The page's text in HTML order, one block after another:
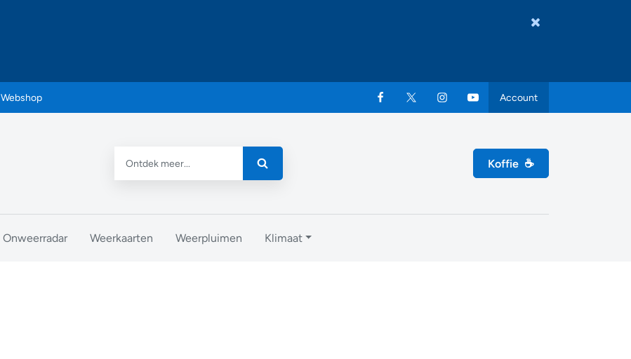
Webshop Account
Koffie ☕
Onweerradar Weerkaarten Weerpluimen Klimaat